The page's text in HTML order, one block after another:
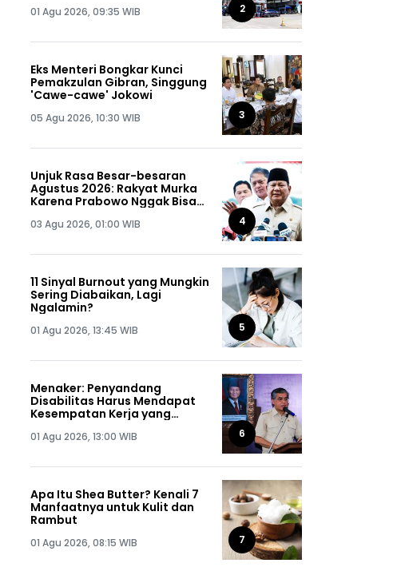
01 Agu 2026, 09:35 WIB 2
Eks Menteri Bongkar Kunci
Pemakzulan Gibran, Singgung
'Cawe-cawe' Jokowi
05 Agu 2026, 10:30 WIB 3
Unjuk Rasa Besar-besaran
Agustus 2026: Rakyat Murka
Karena Prabowo Nggak Bisa
03 Agu 2026, 01:00 WIB 4
11 Sinyal Burnout yang Mungkin
Sering Diabaikan, Lagi
Ngalamin?
01 Agu 2026, 13:45 WIB 5
Menaker: Penyandang
Disabilitas Harus Mendapat
Kesempatan Kerja yang
01 Agu 2026, 13:00 WIB 6
Apa Itu Shea Butter? Kenali 7
Manfaatnya untuk Kulit dan
Rambut
01 Agu 2026, 08:15 WIB 7